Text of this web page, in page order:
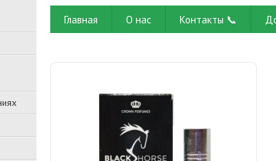
Главная О нас Контакты 📞